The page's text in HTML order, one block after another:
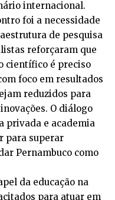
internacional.
foi a necessidade
de pesquisa
reforçaram que
científico é preciso
foco em resultados
reduzidos para
O diálogo
privada e academia
para superar
Pernambuco como
da educação na
para atuar em